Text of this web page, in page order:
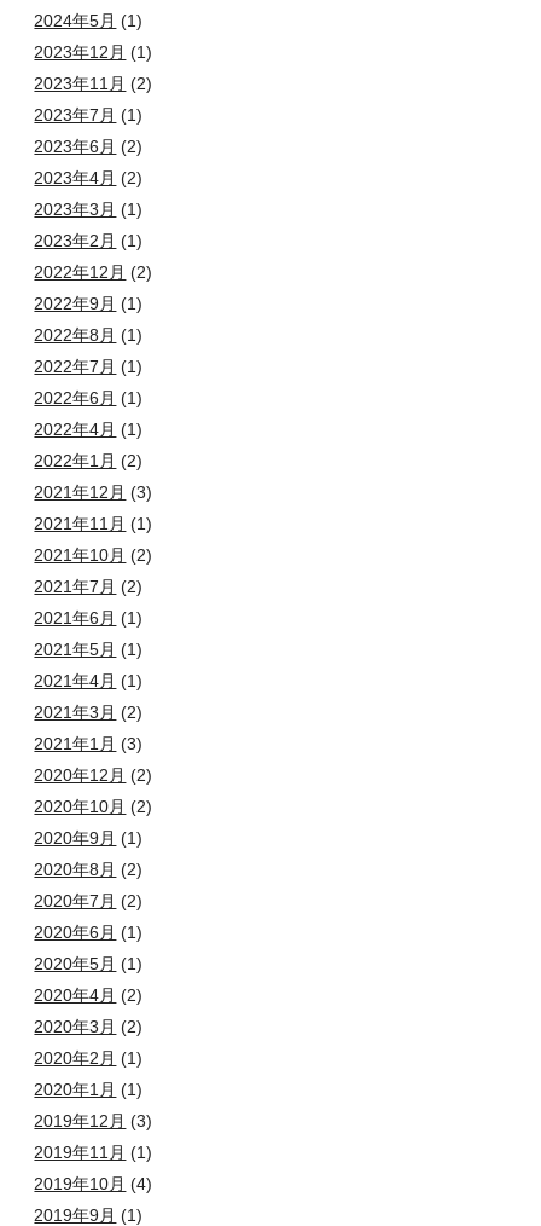
2024年5月 (1)
2023年12月 (1)
2023年11月 (2)
2023年7月 (1)
2023年6月 (2)
2023年4月 (2)
2023年3月 (1)
2023年2月 (1)
2022年12月 (2)
2022年9月 (1)
2022年8月 (1)
2022年7月 (1)
2022年6月 (1)
2022年4月 (1)
2022年1月 (2)
2021年12月 (3)
2021年11月 (1)
2021年10月 (2)
2021年7月 (2)
2021年6月 (1)
2021年5月 (1)
2021年4月 (1)
2021年3月 (2)
2021年1月 (3)
2020年12月 (2)
2020年10月 (2)
2020年9月 (1)
2020年8月 (2)
2020年7月 (2)
2020年6月 (1)
2020年5月 (1)
2020年4月 (2)
2020年3月 (2)
2020年2月 (1)
2020年1月 (1)
2019年12月 (3)
2019年11月 (1)
2019年10月 (4)
2019年9月 (1)